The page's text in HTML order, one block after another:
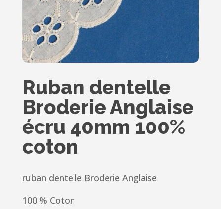
Ruban dentelle
Broderie Anglaise
écru 40mm 100%
coton
ruban dentelle Broderie Anglaise
100 % Coton